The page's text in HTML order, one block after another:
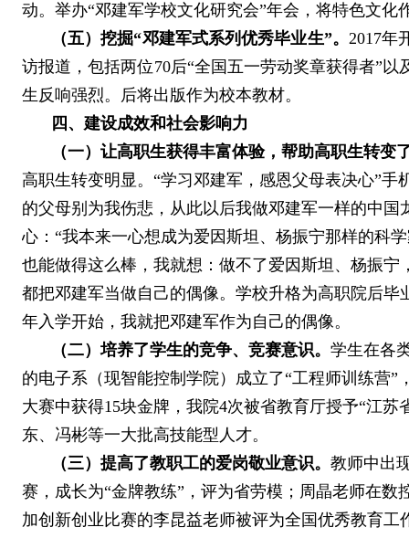
动。举办“邓建军学校文化研究会”年会，将特色文
（五）挖掘“邓建军式系列优秀毕业生”。 2017年
访报道，包括两位70后“全国五一劳动奖章获得者”以
生反响强烈。后将出版作为校本教材。
四、建设成效和社会影响力
（一）让高职生获得丰富体验，帮助高职生转变
高职生转变明显。 “学习邓建军，感恩父母表决心”
的父母别为我伤悲，从此以后我做邓建军一样的中
心：“我本来一心想成为爱因斯坦、杨振宁那样的科
也能做得这么棒，我就想：做不了爱因斯坦、杨振
都把邓建军当做自己的偶像。 学校升格为高职院后毕
年入学开始，我就把邓建军作为自己的偶像。
（二）培养了学生的竞争、竞赛意识。 学生在各
的电子系（现智能控制学院）成立了“工程师训练营
大赛中获得15块金牌，我院4次被省教育厅授予“江苏
东、冯彬等一大批高技能型人才。
（三）提高了教职工的爱岗敬业意识。 教师中出
赛，成长为“金牌教练”，评为省劳模；周晶老师在
加创新创业比赛的李昆益老师被评为全国优秀教育工